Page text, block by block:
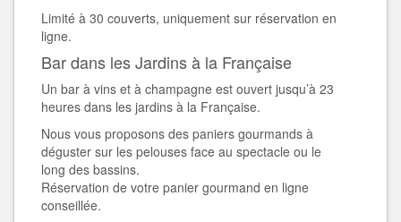
Limité à 30 couverts, uniquement sur réservation en
ligne.
Bar dans les Jardins à la Française
Un bar à vins et à champagne est ouvert jusqu’à 23
heures dans les jardins à la Française.
Nous vous proposons des paniers gourmands à
déguster sur les pelouses face au spectacle ou le
long des bassins.
Réservation de votre panier gourmand en ligne
conseillée.